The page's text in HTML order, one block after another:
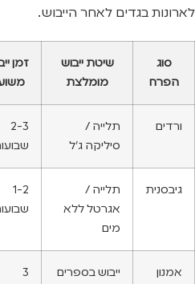
לארונות בגדים לאחר הייבוש.
סוג
הפרח
שיטת ייבוש
מומלצת
זמן
ורדים
תלייה /
סיליקה ג’ל
2-3
גיבסנית
תלייה /
אגרטל ללא
מים
1-2
אמנון
ייבוש בספרים
3